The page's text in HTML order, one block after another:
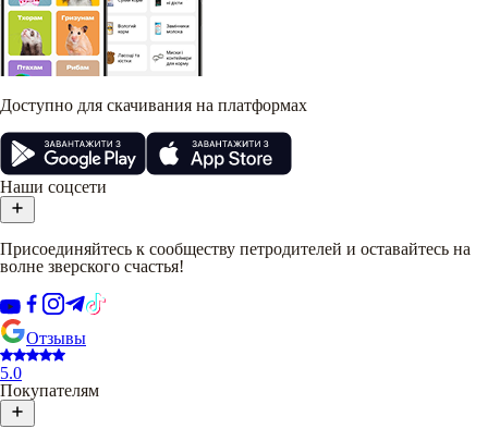
Доступно для скачивания на платформах
Наши соцсети
Присоединяйтесь к сообществу петродителей и оставайтесь на
волне зверского счастья!
Отзывы
5.0
Покупателям